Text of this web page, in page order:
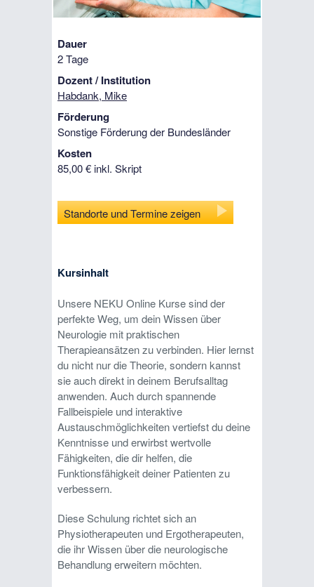
Dauer
2 Tage
Dozent / Institution
Habdank, Mike
Förderung
Sonstige Förderung der Bundesländer
Kosten
85,00 € inkl. Skript
Standorte und Termine zeigen
Kursinhalt
Unsere NEKU Online Kurse sind der
perfekte Weg, um dein Wissen über
Neurologie mit praktischen
Therapieansätzen zu verbinden. Hier lernst
du nicht nur die Theorie, sondern kannst
sie auch direkt in deinem Berufsalltag
anwenden. Auch durch spannende
Fallbeispiele und interaktive
Austauschmöglichkeiten vertiefst du deine
Kenntnisse und erwirbst wertvolle
Fähigkeiten, die dir helfen, die
Funktionsfähigkeit deiner Patienten zu
verbessern.
Diese Schulung richtet sich an
Physiotherapeuten und Ergotherapeuten,
die ihr Wissen über die neurologische
Behandlung erweitern möchten.